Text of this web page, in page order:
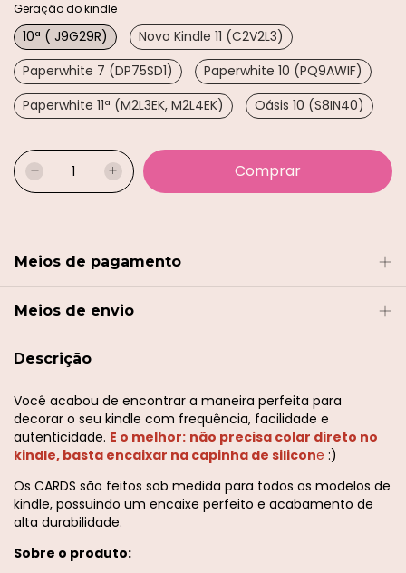
Geração do kindle
10ª ( J9G29R)
Novo Kindle 11 (C2V2L3)
Paperwhite 7 (DP75SD1)
Paperwhite 10 (PQ9AWIF)
Paperwhite 11ª (M2L3EK, M2L4EK)
Oásis 10 (S8IN40)
Meios de pagamento
Meios de envio
Descrição
Você acabou de encontrar a maneira perfeita para
decorar o seu kindle com frequência, facilidade e
autenticidade. E o melhor: não precisa colar direto no
kindle, basta encaixar na capinha de silicone :)
Os CARDS são feitos sob medida para todos os modelos de
kindle, possuindo um encaixe perfeito e acabamento de
alta durabilidade.
Sobre o produto: